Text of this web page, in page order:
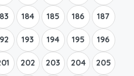
184 185 186 187
193 194 195 196
202 203 204 205